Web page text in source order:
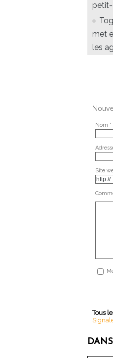
petit-
met
les
Nom *
Site
Tous